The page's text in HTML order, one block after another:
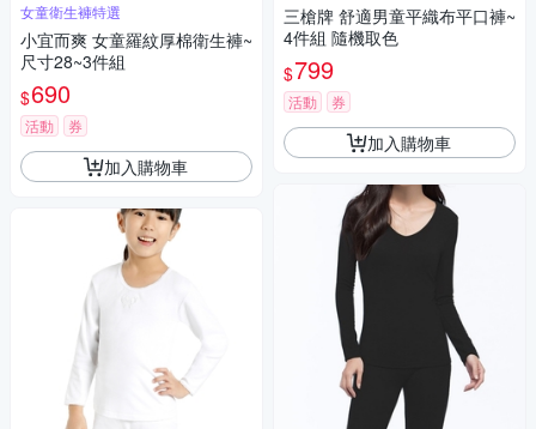
女童衛生褲特選
小宜而爽 女童羅紋厚棉衛生褲~
尺寸28~3件組
$690
活動 券
加入購物車
三槍牌 舒適男童平織布平口褲~
4件組 隨機取色
$799
活動 券
加入購物車